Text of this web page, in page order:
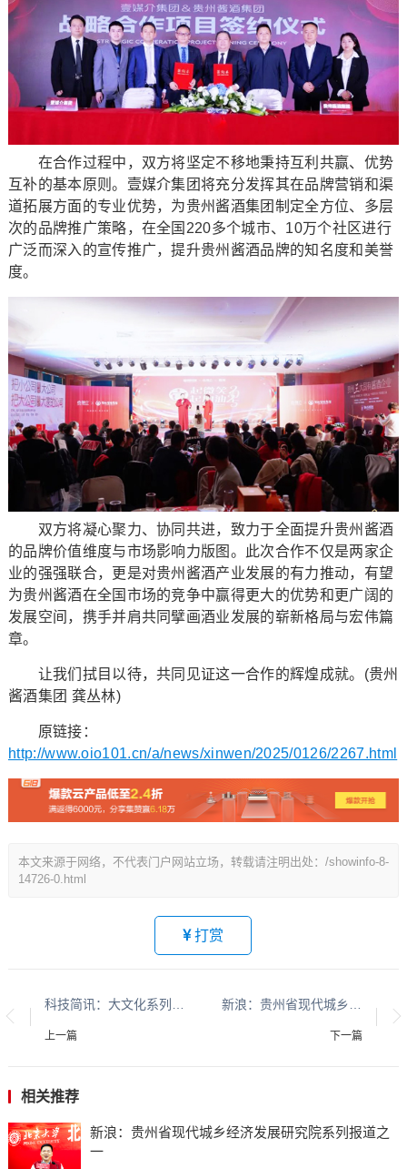
在合作过程中，双方将坚定不移地秉持互利共赢、优势
互补的基本原则。壹媒介集团将充分发挥其在品牌营销和渠
道拓展方面的专业优势，为贵州酱酒集团制定全方位、多层
次的品牌推广策略，在全国220多个城市、10万个社区进行
广泛而深入的宣传推广，提升贵州酱酒品牌的知名度和美誉
度。
双方将凝心聚力、协同共进，致力于全面提升贵州酱酒
的品牌价值维度与市场影响力版图。此次合作不仅是两家企
业的强强联合，更是对贵州酱酒产业发展的有力推动，有望
为贵州酱酒在全国市场的竞争中赢得更大的优势和更广阔的
发展空间，携手并肩共同擘画酒业发展的崭新格局与宏伟篇
章。
让我们拭目以待，共同见证这一合作的辉煌成就。(贵州
酱酒集团 龚丛林)
原链接：
http://www.oio101.cn/a/news/xinwen/2025/0126/2267.html
本文来源于网络，不代表门户网站立场，转载请注明出处：/showinfo-8-
14726-0.html
打赏
上一篇 下一篇
相关推荐
新浪：贵州省现代城乡经济发展研究院系列报道之
一